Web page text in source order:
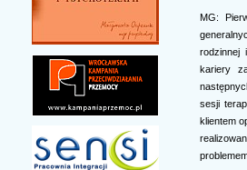
MG:
rodzinnej
kariery
sesji
klientem